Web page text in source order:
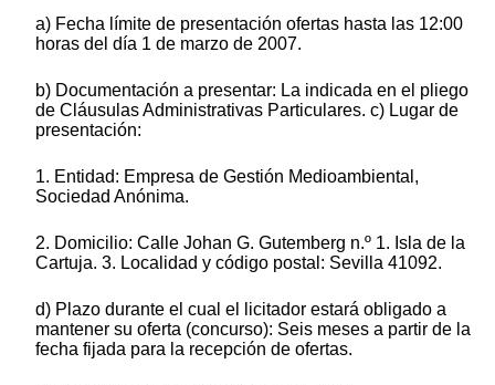
a) Fecha límite de presentación ofertas hasta las 12:00
horas del día 1 de marzo de 2007.
b) Documentación a presentar: La indicada en el pliego
de Cláusulas Administrativas Particulares. c) Lugar de
presentación:
1. Entidad: Empresa de Gestión Medioambiental,
Sociedad Anónima.
2. Domicilio: Calle Johan G. Gutemberg n.º 1. Isla de la
Cartuja. 3. Localidad y código postal: Sevilla 41092.
d) Plazo durante el cual el licitador estará obligado a
mantener su oferta (concurso): Seis meses a partir de la
fecha fijada para la recepción de ofertas.